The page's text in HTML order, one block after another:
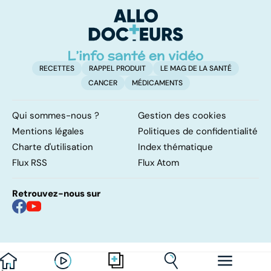
neurologique
incurable
RECETTES RAPPEL PRODUIT
LE MAG DE LA SANTÉ
CANCER
MÉDICAMENTS
Qui sommes-nous ?
Gestion des cookies
Mentions légales
Politiques de confidentialité
Charte d'utilisation
Index thématique
Flux RSS
Flux Atom
Retrouvez-nous sur